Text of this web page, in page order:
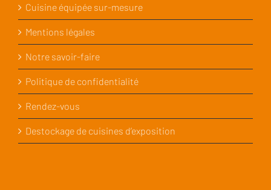
Cuisine équipée sur-mesure
Mentions légales
Notre savoir-faire
Politique de confidentialité
Rendez-vous
Destockage de cuisines d’exposition